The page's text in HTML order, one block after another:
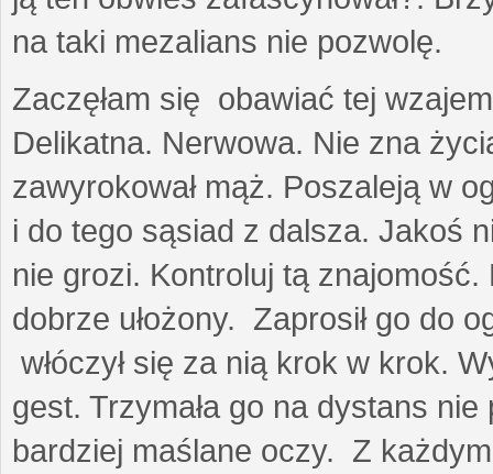
na taki mezalians nie pozwolę.
Zaczęłam się obawiać tej
Delikatna. Nerwowa. Nie zna
zawyrokował mąż. Poszaleją w
i do tego sąsiad z dalsza. Jakoś
nie grozi. Kontroluj tą
dobrze ułożony. Zaprosił go do
włóczył się za nią krok w krok.
gest. Trzymała go na dystans
bardziej maślane oczy. Z